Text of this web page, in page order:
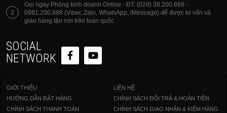
2
Gọi ngay Phòng kinh doanh Online - ĐT: (028) 38.200.888 -
0981.200.888 (Viber, Zalo, WhatsApp, iMessage) để được tư vấn và
giao hàng tận nơi trên toàn quốc.
SOCIAL
NETWORK
GIỚI THIỆU
LIÊN HỆ
HƯỚNG DẪN ĐẶT HÀNG
CHÍNH SÁCH ĐỔI TRẢ & HOÀN TIỀN
CHÍNH SÁCH THANH TOÁN
CHÍNH SÁCH GIAO NHẬN & KIỂM HÀNG